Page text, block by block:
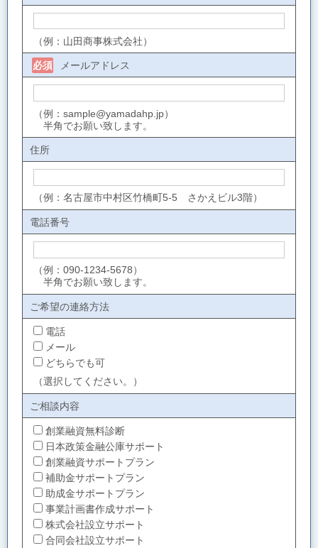
（例：山田商事株式会社）
メールアドレス
必須
（例：sample@yamadahp.jp）
半角でお願い致します。
住所
（例：名古屋市中村区竹橋町5-5 さかえビル3階）
電話番号
（例：090-1234-5678）
半角でお願い致します。
ご希望の連絡方法
電話
メール
どちらでも可
（選択してください。）
ご相談内容
創業融資無料診断
日本政策金融公庫サポート
創業融資サポートプラン
補助金サポートプラン
助成金サポートプラン
事業計画書作成サポート
株式会社設立サポート
合同会社設立サポート